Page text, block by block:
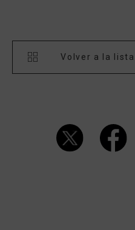
Volver a la lista